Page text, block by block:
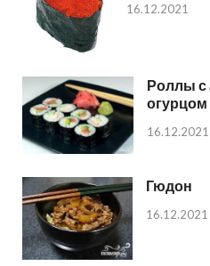
16.12.2021
Роллы с
огурцом
16.12.2021
Гюдон
16.12.2021